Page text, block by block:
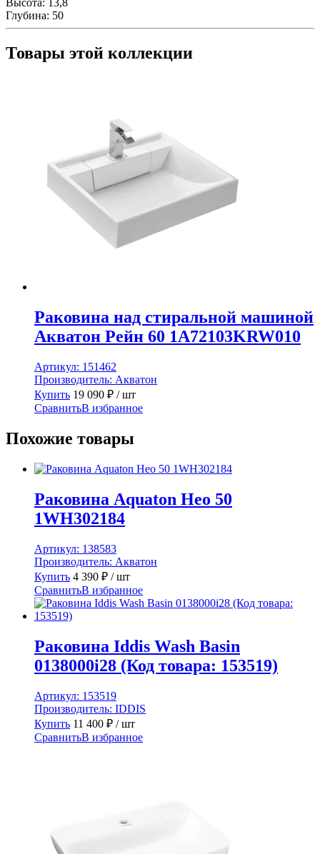
Глубина: 50
Товары этой коллекции
Раковина над стиральной машиной
Акватон Рейн 60 1A72103KRW010
Артикул: 151462
Производитель: Акватон
Купить 19 090 ₽ / шт
СравнитьВ избранное
Похожие товары
Раковина Aquaton Нео 50
1WH302184
Артикул: 138583
Производитель: Акватон
Купить 4 390 ₽ / шт
СравнитьВ избранное
Раковина Iddis Wash Basin
0138000i28 (Код товара: 153519)
Артикул: 153519
Производитель: IDDIS
Купить 11 400 ₽ / шт
СравнитьВ избранное